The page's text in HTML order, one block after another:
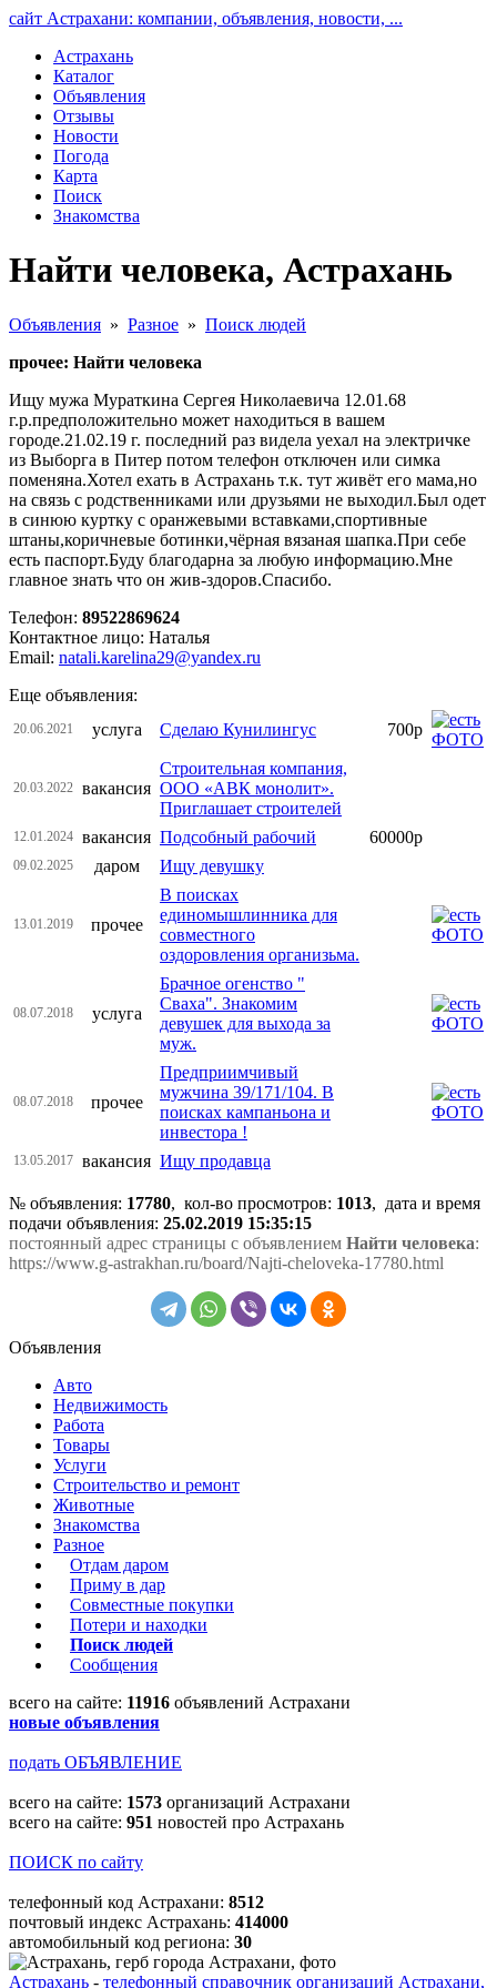
сайт Астрахани: компании, объявления, новости, ...
Астрахань
Каталог
Объявления
Отзывы
Новости
Погода
Карта
Поиск
Знакомства
Найти человека, Астрахань
Объявления » Разное » Поиск людей
прочее: Найти человека
Ищу мужа Мураткина Сергея Николаевича 12.01.68
г.р.предположительно может находиться в вашем
городе.21.02.19 г. последний раз видела уехал на электричке
из Выборга в Питер потом телефон отключен или симка
поменяна.Хотел ехать в Астрахань т.к. тут живёт его мама,но
на связь с родственниками или друзьями не выходил.Был одет
в синюю куртку с оранжевыми вставками,спортивные
штаны,коричневые ботинки,чёрная вязаная шапка.При себе
есть паспорт.Буду благодарна за любую информацию.Мне
главное знать что он жив-здоров.Спасибо.
Телефон: 89522869624
Контактное лицо: Наталья
Email: natali.karelina29@yandex.ru
Еще объявления:
20.06.2021 услуга Сделаю Кунилингус 700р
20.03.2022 вакансия
Строительная компания,
ООО «АВК монолит».
Приглашает строителей
12.01.2024 вакансия Подсобный рабочий 60000р
09.02.2025 даром Ищу девушку
13.01.2019 прочее
В поисках
единомышлинника для
совместного
оздоровления организьма.
08.07.2018 услуга
Брачное огенство "
Сваха". Знакомим
девушек для выхода за
муж.
08.07.2018 прочее
Предприимчивый
мужчина 39/171/104. В
поисках кампаньона и
инвестора !
13.05.2017 вакансия Ищу продавца
№ объявления: 17780, кол-во просмотров: 1013, дата и время
подачи объявления: 25.02.2019 15:35:15
постоянный адрес страницы с объявлением Найти человека:
https://www.g-astrakhan.ru/board/Najti-cheloveka-17780.html
Объявления
Авто
Недвижимость
Работа
Товары
Услуги
Строительство и ремонт
Животные
Знакомства
Разное
Отдам даром
Приму в дар
Совместные покупки
Потери и находки
Поиск людей
Сообщения
всего на сайте: 11916 объявлений Астрахани
новые объявления
подать ОБЪЯВЛЕНИЕ
всего на сайте: 1573 организаций Астрахани
всего на сайте: 951 новостей про Астрахань
ПОИСК по сайту
телефонный код Астрахани: 8512
почтовый индекс Астрахань: 414000
автомобильный код региона: 30
Астрахань - телефонный справочник организаций Астрахани,